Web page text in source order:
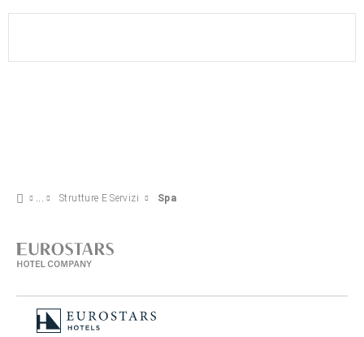
Strutture E Servizi Spa